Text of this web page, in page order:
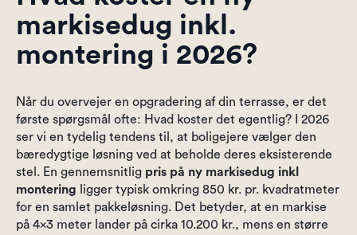
markisedug inkl.
montering i 2026?
Når du overvejer en opgradering af din terrasse, er det
første spørgsmål ofte: Hvad koster det egentlig? I 2026
ser vi en tydelig tendens til, at boligejere vælger den
bæredygtige løsning ved at beholde deres eksisterende
stel. En gennemsnitlig pris på ny markisedug inkl
montering ligger typisk omkring 850 kr. pr. kvadratmeter
for en samlet pakkeløsning. Det betyder, at en markise
på 4×3 meter lander på cirka 10.200 kr., mens en større